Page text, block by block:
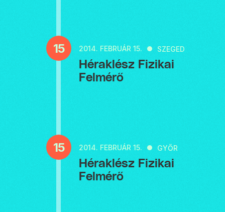
15 2014. FEBRUÁR 15. SZEGED
Héraklész Fizikai
Felmérő
15 2014. FEBRUÁR 15. GYŐR
Héraklész Fizikai
Felmérő